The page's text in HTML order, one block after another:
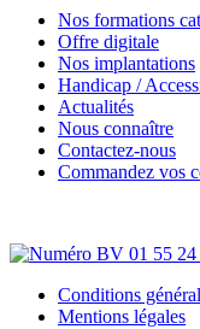
Nos formations
Offre digitale
Nos implantations
Handicap /
Actualités
Nous connaître
Contactez-nous
Commandez vos
Conditions
Mentions légales